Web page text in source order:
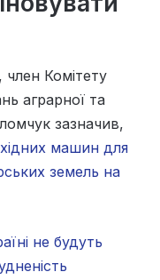
Комітету
аграрної та
зазначив,
машин для
земель на
не будуть